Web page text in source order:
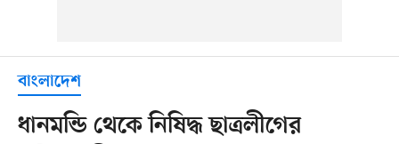
বাংলাদেশ
ধানমন্ডি থেকে নিষিদ্ধ ছাত্রলীগের